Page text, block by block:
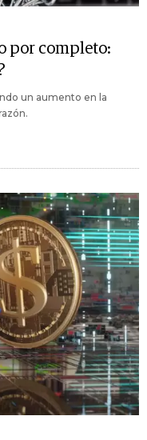
por completo:
un aumento en la